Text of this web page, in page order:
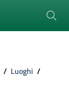
/ Luoghi /